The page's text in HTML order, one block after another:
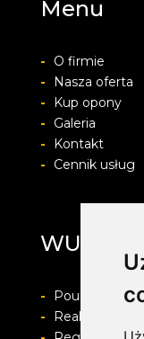
Menu
-
O firmie
-
Nasza oferta
-
Kup opony
-
Galeria
-
Kontakt
-
Cennik usług
WULKAN
-
Pouczenie o
-
Realizacja